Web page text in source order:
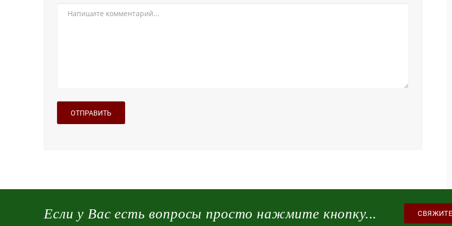
Если у Вас есть вопросы просто нажмите кнопку...